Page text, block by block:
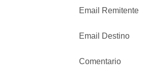
Email Remitente
Email Destino
Comentario